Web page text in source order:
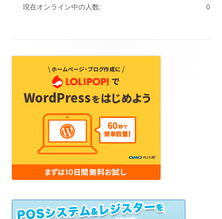
0
現在オンライン中の人数:
ー・